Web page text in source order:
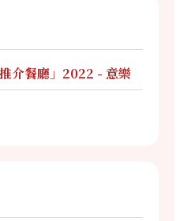
介餐廳」2022 - 意樂